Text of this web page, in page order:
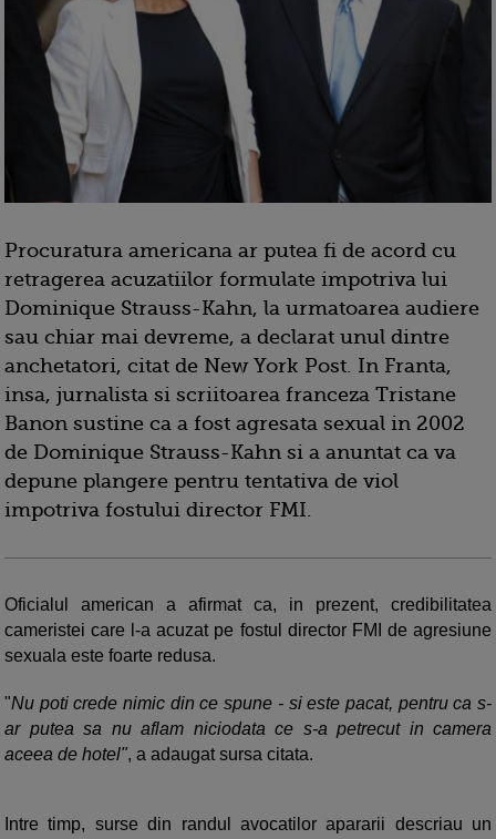
Procuratura americana ar putea fi de acord cu
retragerea acuzatiilor formulate impotriva lui
Dominique Strauss-Kahn, la urmatoarea audiere
sau chiar mai devreme, a declarat unul dintre
anchetatori, citat de New York Post. In Franta,
insa, jurnalista si scriitoarea franceza Tristane
Banon sustine ca a fost agresata sexual in 2002
de Dominique Strauss-Kahn si a anuntat ca va
depune plangere pentru tentativa de viol
impotriva fostului director FMI.
Oficialul american a afirmat ca, in prezent, credibilitatea
cameristei care l-a acuzat pe fostul director FMI de agresiune
sexuala este foarte redusa.
"Nu poti crede nimic din ce spune - si este pacat, pentru ca s-
ar putea sa nu aflam niciodata ce s-a petrecut in camera
aceea de hotel", a adaugat sursa citata.
Intre timp, surse din randul avocatilor apararii descriau un